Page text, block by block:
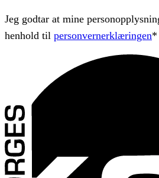
Jeg godtar at mine
henhold til personvernerklæringen*